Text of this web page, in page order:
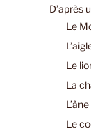
D’après
Le
Le
La
Le